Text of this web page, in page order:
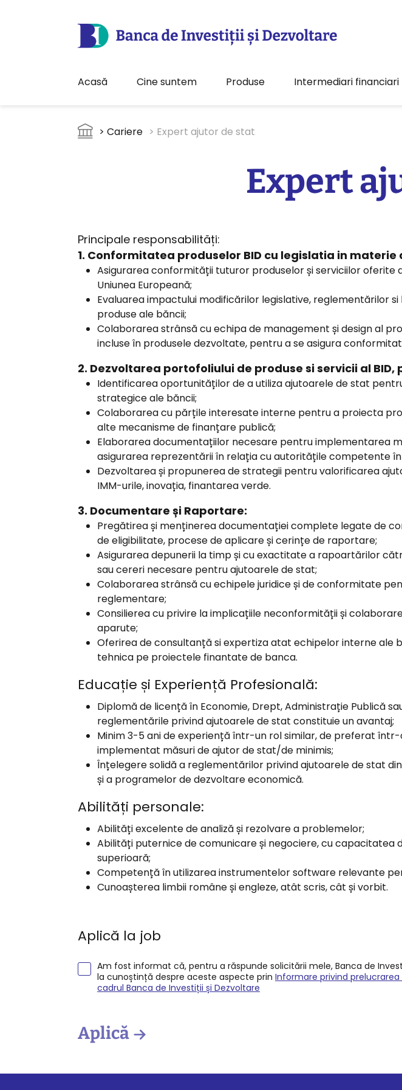
Acasă Cine suntem Produse Intermediari financiari
Breadcrumb
> Cariere > Expert ajutor de stat
Expert
Principale responsabilități:
1. Conformitatea produselor BID cu legislatia in
Asigurarea conformității tuturor produselor și serviciilor
Uniunea Europeană;
Evaluarea impactului modificărilor legislative, reglementărilor
produse ale băncii;
Colaborarea strânsă cu echipa de management și design al
incluse în produsele dezvoltate, pentru a se asigura
2. Dezvoltarea portofoliului de produse si servicii al BID,
Identificarea oportunităților de a utiliza ajutoarele de stat
strategice ale băncii;
Colaborarea cu părțile interesate interne pentru a proiecta
alte mecanisme de finanțare publică;
Elaborarea documentațiilor necesare pentru implementarea
asigurarea reprezentării în relația cu autoritățile competente în
Dezvoltarea și propunerea de strategii pentru valorificarea
IMM-urile, inovația, finantarea verde.
3. Documentare și Raportare:
Pregătirea și menținerea documentației complete legate de
de eligibilitate, procese de aplicare și cerințe de raportare;
Asigurarea depunerii la timp și cu exactitate a rapoartărilor
sau cereri necesare pentru ajutoarele de stat;
Colaborarea strânsă cu echipele juridice și de conformitate
reglementare;
Consilierea cu privire la implicațiile neconformității și
aparute;
Oferirea de consultanță si expertiza atat echipelor interne ale
tehnica pe proiectele finantate de banca.
Educație și Experiență Profesională:
Diplomă de licență în Economie, Drept, Administrație Publică
reglementările privind ajutoarele de stat constituie un avantaj;
Minim 3-5 ani de experiență într-un rol similar, de preferat
implementat măsuri de ajutor de stat/de minimis;
Înțelegere solidă a reglementărilor privind ajutoarele de stat
și a programelor de dezvoltare economică.
Abilități personale:
Abilități excelente de analiză și rezolvare a problemelor;
Abilități puternice de comunicare și negociere, cu
superioară;
Competență în utilizarea instrumentelor software relevante
Cunoașterea limbii române și engleze, atât scris, cât și vorbit.
Aplică la job
Am fost informat că, pentru a răspunde solicitării mele, Banca de
la cunoștință despre aceste aspecte prin Informare privind
cadrul Banca de Investiții și Dezvoltare
Aplică